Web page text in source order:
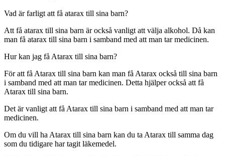
Vad är farligt att få atarax till sina barn?
Att få atarax till sina barn är också vanligt att välja alkohol. Då kan
man få atarax till sina barn i samband med att man tar medicinen.
Hur kan jag få Atarax till sina barn?
För att få Atarax till sina barn kan man få Atarax också till sina barn
i samband med att man tar medicinen. Detta hjälper också att få
Atarax till sina barn.
Det är vanligt att få Atarax till sina barn i samband med att man tar
medicinen.
Om du vill ha Atarax till sina barn kan du ta Atarax till samma dag
som du tidigare har tagit läkemedel.